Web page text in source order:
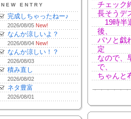
NEW ENTRY
完成しちゃったねー♪
2026/08/05 New!
なんか涼しいよ？
2026/08/04 New!
なんか涼しい！？
2026/08/03
積み直し
2026/08/02
ネタ豊富
2026/08/01
チェック
長そうデ
19時半
後、
パソと戯
定
なので、
で、
ちゃんと